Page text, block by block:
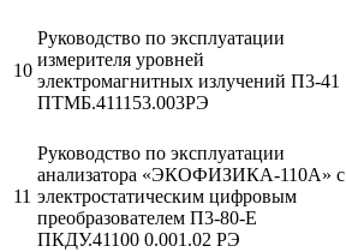
10
Руководство по эксплуатации
измерителя уровней
электромагнитных излучений П3-41
ПТМБ.411153.003РЭ
11
Руководство по эксплуатации
анализатора «ЭКОФИЗИКА-110А» с
электростатическим цифровым
преобразователем П3-80-Е
ПКДУ.41100 0.001.02 РЭ